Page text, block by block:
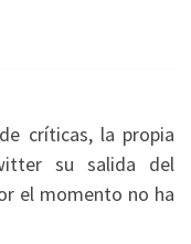
críticas, la propia
su salida del
el momento no ha